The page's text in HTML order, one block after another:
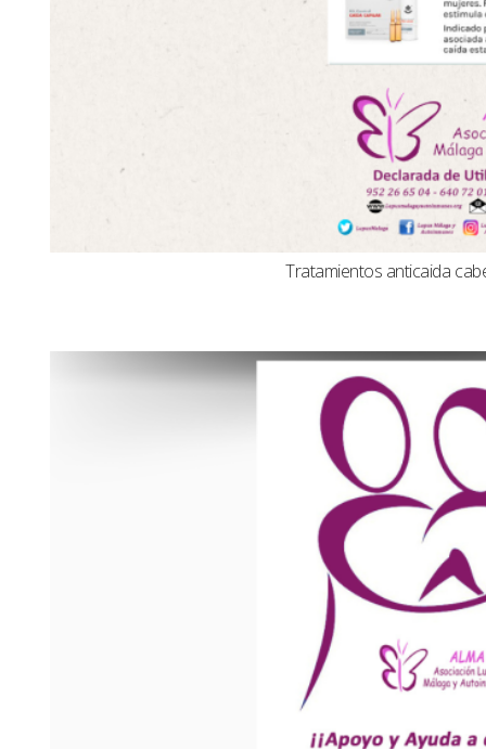
Tratamientos anticaida